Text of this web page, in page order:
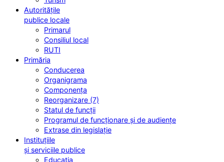
Autoritățile
publice locale
Primarul
Consiliul local
RUTI
Primăria
Conducerea
Organigrama
Componența
Reorganizare (7)
Statul de funcții
Programul de funcționare și de audiențe
Extrase din legislație
Instituțiile
și serviciile publice
Educația